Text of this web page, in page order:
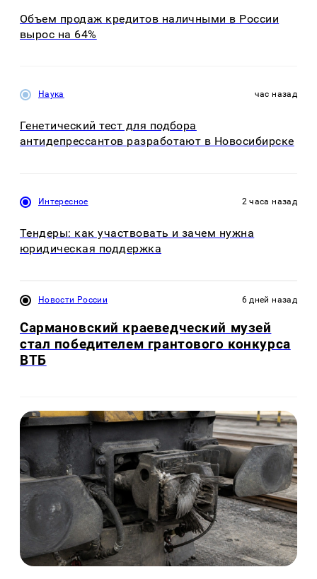
Объем продаж кредитов наличными в России
вырос на 64%
Наука час назад
Генетический тест для подбора
антидепрессантов разработают в Новосибирске
Интересное 2 часа назад
Тендеры: как участвовать и зачем нужна
юридическая поддержка
Новости России 6 дней назад
Сармановский краеведческий музей
стал победителем грантового конкурса
ВТБ